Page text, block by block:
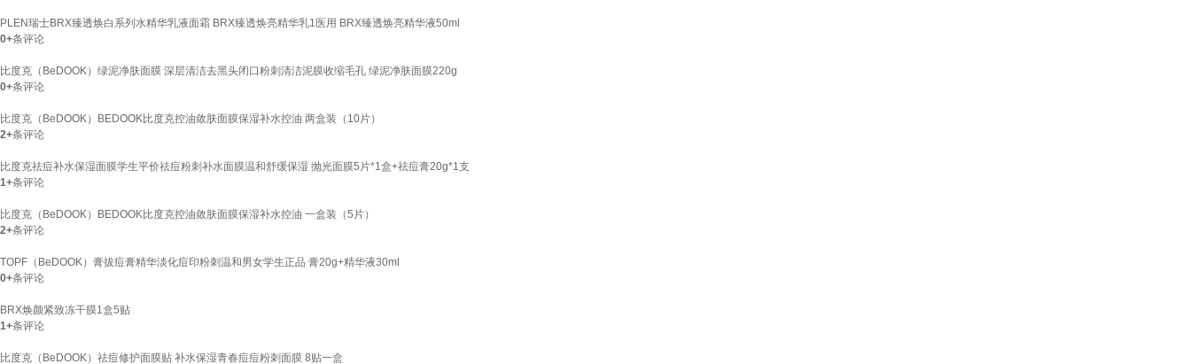
PLEN瑞士BRX臻透焕白系列水精华乳液面霜 BRX臻透焕亮精华乳1医用 BRX臻透焕亮精华液50ml
0+条评论
比度克（BeDOOK）绿泥净肤面膜 深层清洁去黑头闭口粉刺清洁泥膜收缩毛孔 绿泥净肤面膜220g
0+条评论
比度克（BeDOOK）BEDOOK比度克控油敛肤面膜保湿补水控油 两盒装（10片）
2+条评论
比度克祛痘补水保湿面膜学生平价祛痘粉刺补水面膜温和舒缓保湿 抛光面膜5片*1盒+祛痘膏20g*1支
1+条评论
比度克（BeDOOK）BEDOOK比度克控油敛肤面膜保湿补水控油 一盒装（5片）
2+条评论
TOPF（BeDOOK）膏拔痘膏精华淡化痘印粉刺温和男女学生正品 膏20g+精华液30ml
0+条评论
BRX焕颜紧致冻干膜1盒5贴
1+条评论
比度克（BeDOOK）祛痘修护面膜贴 补水保湿青春痘痘粉刺面膜 8贴一盒